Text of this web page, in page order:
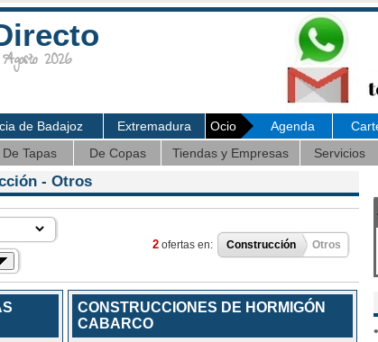
2026
de Badajoz Extremadura Ocio Agenda
De Tapas De Copas Tiendas y Empresas Servicios
- Otros
2 ofertas en: Construcción Otros
CONSTRUCCIONES DE HORMIGÓN
CABARCO
•